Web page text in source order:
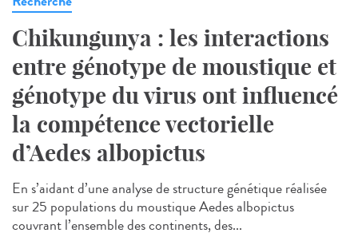
Chikungunya : les interactions
entre génotype de moustique et
génotype du virus ont influencé
la compétence vectorielle
d’Aedes albopictus
En s’aidant d’une analyse de structure génétique réalisée
sur 25 populations du moustique Aedes albopictus
couvrant l’ensemble des continents, des...